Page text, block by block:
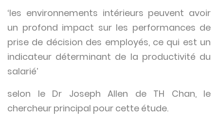
‘les environnements intérieurs peuvent avoir
un profond impact sur les performances de
prise de décision des employés, ce qui est un
indicateur déterminant de la productivité du
salarié’
selon le Dr Joseph Allen de TH Chan, le
chercheur principal pour cette étude.